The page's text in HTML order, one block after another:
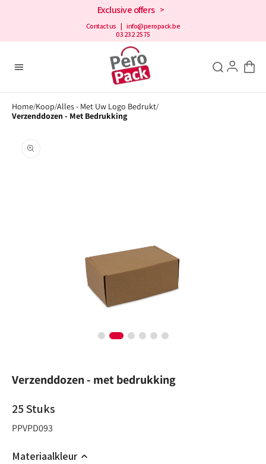
Exclusive offers >
Contact us | info@peropack.be
03 232 2575
Home/Koop/Alles - Met Uw Logo Bedrukt/
Verzenddozen - Met Bedrukking
media
galerijweergave
Verzenddozen - met bedrukking
25Stuks
PPVPD093
Materiaalkleur